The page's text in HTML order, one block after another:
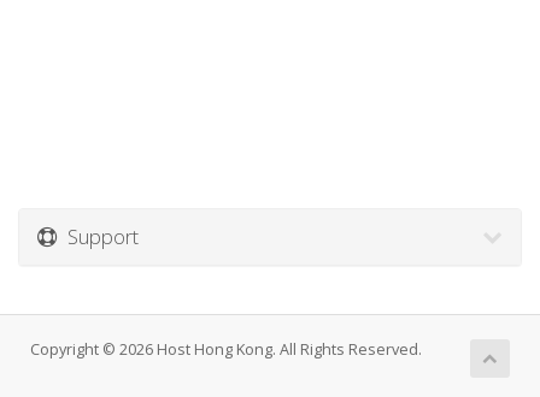
Support
Copyright © 2026 Host Hong Kong. All Rights Reserved.